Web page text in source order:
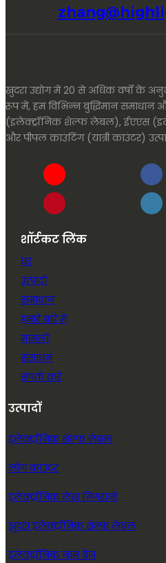
खुदरा उद्योग में 20 से अधिक वर्षों के
रूप में, हम विभिन्न बुद्धिमान समाधान
(इलेक्ट्रॉनिक शेल्फ लेबल), ईएएस
और पीपल काउंटिंग (यात्री काउंटर)
शॉर्टकट लिंक
घर
उत्पादों
समाधान
हमारे बारे में
मामलों
संसाधन
संपर्क करें
उत्पादों
इलेक्ट्रॉनिक शेल्फ लेबल
लोग काउंटर
इलेक्ट्रॉनिक लेख निगरानी
खुदरा इलेक्ट्रॉनिक शेल्फ़ लेबल
इलेक्ट्रॉनिक नाम बैज